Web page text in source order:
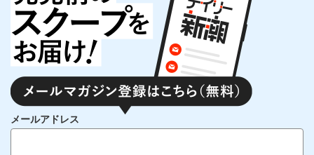
メールアドレス